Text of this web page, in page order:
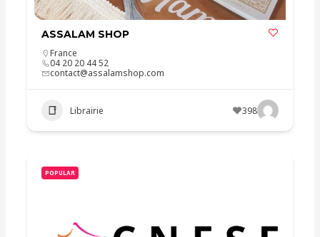
ASSALAM SHOP
France
04 20 20 44 52
contact@assalamshop.com
Librairie 398
POPULAR